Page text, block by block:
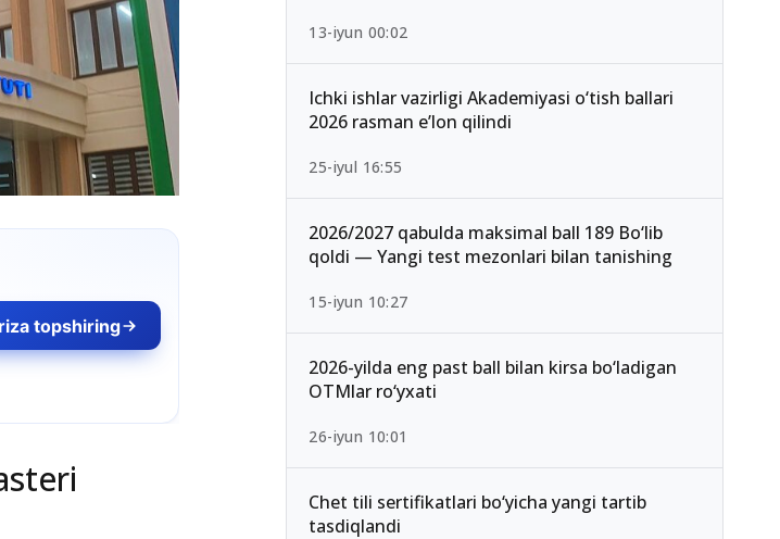
13-iyun 00:02
Ichki ishlar vazirligi Akademiyasi o‘tish ballari
2026 rasman e’lon qilindi
25-iyul 16:55
2026/2027 qabulda maksimal ball 189 Bo‘lib
qoldi — Yangi test mezonlari bilan tanishing
15-iyun 10:27
2026-yilda eng past ball bilan kirsa bo‘ladigan
OTMlar ro‘yxati
26-iyun 10:01
Chet tili sertifikatlari bo‘yicha yangi tartib
tasdiqlandi